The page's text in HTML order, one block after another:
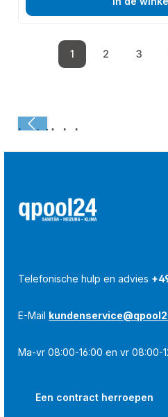
Pagina
1
Pagina
2 3
Laatst bekeken:
Telefonische hulp en advies
E-Mail
Ma-vr 08:00-16:00 en vr 08:00-
Een contract herroepen